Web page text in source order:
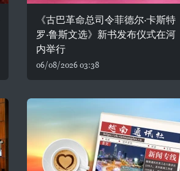
《古巴革命总司令菲德尔·卡斯特
罗·鲁斯文选》新书发布仪式在河
内举行
06/08/2026 03:38